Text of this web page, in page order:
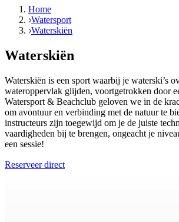
Home
Watersport
Waterskiën
Waterskiën
Waterskiën is een sport waarbij je waterski’s
wateroppervlak glijden, voortgetrokken door
Watersport & Beachclub geloven we in de
om avontuur en verbinding met de natuur te
instructeurs zijn toegewijd om je de juiste
vaardigheden bij te brengen, ongeacht je
een sessie!
Reserveer direct